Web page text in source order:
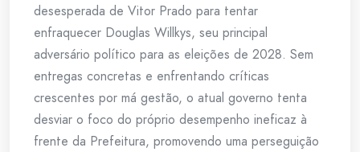
desesperada de Vitor Prado para tentar
enfraquecer Douglas Willkys, seu principal
adversário político para as eleições de 2028. Sem
entregas concretas e enfrentando críticas
crescentes por má gestão, o atual governo tenta
desviar o foco do próprio desempenho ineficaz à
frente da Prefeitura, promovendo uma perseguição